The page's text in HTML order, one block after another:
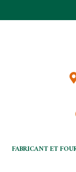
FABRICANT ET